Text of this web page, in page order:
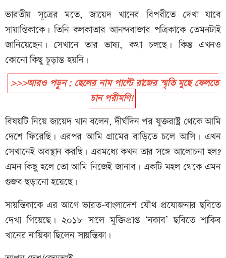
ভারতীয় সূত্রের মতে, জায়েদ খানের বিপরীতে দেখা যাবে
সায়ান্তিকাকে। তিনি কলকাতার আনন্দবাজার পত্রিকাকে তেমনটাই
জানিয়েছেন। সেখানে তার ভাষ্য, কথা চলছে। কিন্তু এখনও
কোনো কিছু চূড়ান্ত হয়নি।
>>>আরও পড়ুন: ছেলের নাম পাল্টে রাজের স্মৃতি মুছে ফেলতে
চান পরীমণি!
বিষয়টি নিয়ে জায়েদ খান বলেন, দীর্ঘদিন পর যুক্তরাষ্ট্র থেকে আমি
দেশে ফিরেছি। এরপর আমি গ্রামের বাড়িতে চলে আসি। এখন
সেখানেই অবস্থান করছি। এরমধ্যে কখন তার সঙ্গে আলোচনা হল?
এমন কিছু হলে তো আমি নিজেই জানাব। একটি মহল থেকে এমন
গুজব ছড়ানো হয়েছে।
সায়ন্তিকাকে এর আগে ভারত-বাংলাদেশ যৌথ প্রযোজনার ছবিতে
দেখা গিয়েছে। ২০১৮ সালে মুক্তিপ্রাপ্ত ‘নকাব’ ছবিতে শাকিব
খানের নায়িকা ছিলেন সায়ন্তিকা।